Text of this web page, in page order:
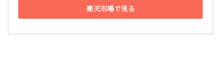
楽天市場で見る